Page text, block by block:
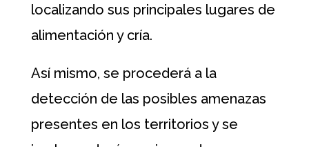
localizando sus principales lugares de
alimentación y cría.
Así mismo, se procederá a la
detección de las posibles amenazas
presentes en los territorios y se